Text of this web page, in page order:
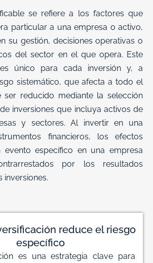
se refiere a los factores que
particular a una empresa o activo,
su gestión, decisiones operativas o
del sector en el que opera. Este
único para cada inversión y, a
sistemático, que afecta a todo el
ser reducido mediante la selección
inversiones que incluya activos de
y sectores. Al invertir en una
financieros, los efectos
evento específico en una empresa
por los resultados
inversiones.
reduce el riesgo
específico
es una estrategia clave para